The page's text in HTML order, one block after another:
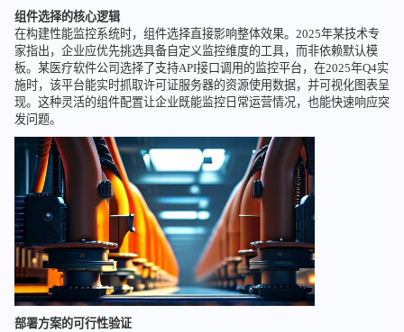
组件选择的核心逻辑
在构建性能监控系统时，组件选择直接影响整体效果。2025年某技术专
家指出，企业应优先挑选具备自定义监控维度的工具，而非依赖默认模
板。某医疗软件公司选择了支持API接口调用的监控平台，在2025年Q4实
施时，该平台能实时抓取许可证服务器的资源使用数据，并可视化图表呈
现。这种灵活的组件配置让企业既能监控日常运营情况，也能快速响应突
发问题。
部署方案的可行性验证